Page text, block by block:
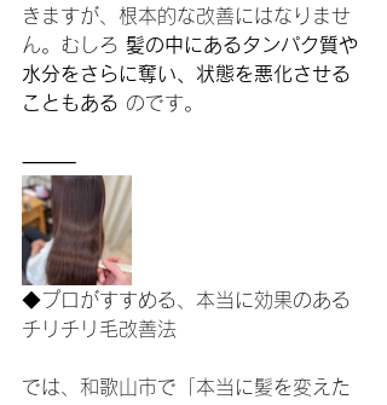
きますが、根本的な改善にはなりませ
ん。むしろ 髪の中にあるタンパク質や
水分をさらに奪い、状態を悪化させる
こともある のです。
⸻
◆プロがすすめる、本当に効果のある
チリチリ毛改善法
では、和歌山市で「本当に髪を変えた